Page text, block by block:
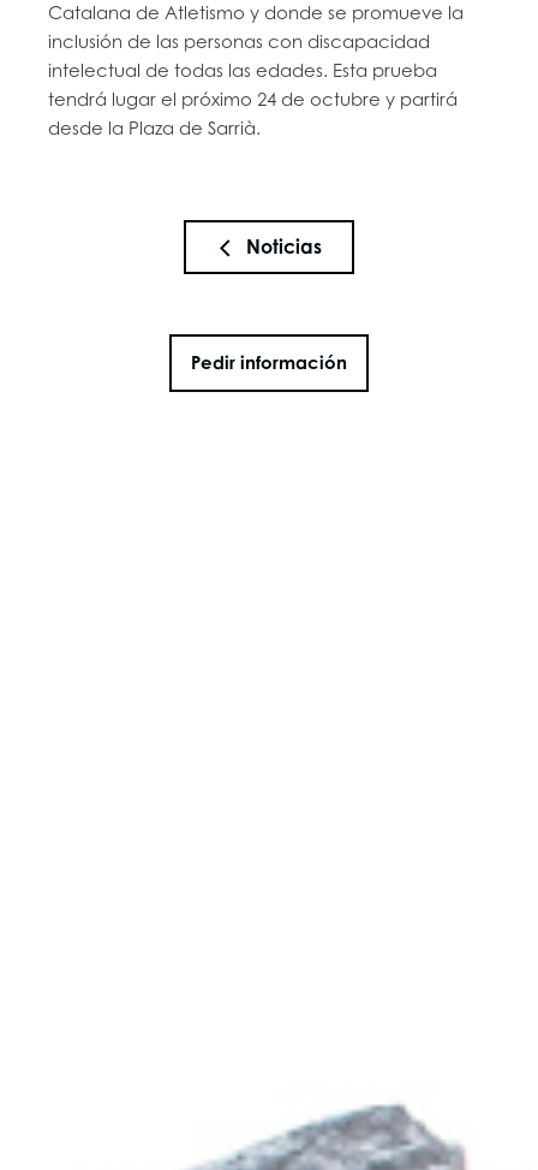
Catalana de Atletismo y donde se promueve la
inclusión de las personas con discapacidad
intelectual de todas las edades. Esta prueba
tendrá lugar el próximo 24 de octubre y partirá
desde la Plaza de Sarrià.
Noticias
Pedir información